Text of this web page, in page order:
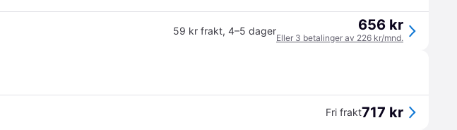
59 kr frakt, 4–5 dager 656 kr
Eller 3 betalinger av 226 kr/mnd.
Fri frakt717 kr